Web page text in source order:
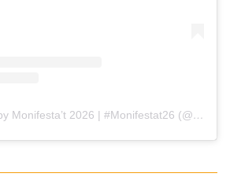
A post shared by Monifesta’t 2026 | #Monifestat26 (@monifestat)